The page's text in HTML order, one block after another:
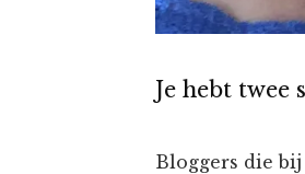
Je hebt twee
Bloggers die